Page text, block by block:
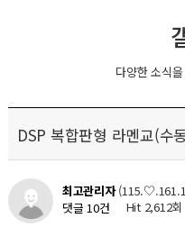
다양한 소식
DSP 복합판형 라멘교(수
최고관리자
댓글 10건
Hit 2,612회